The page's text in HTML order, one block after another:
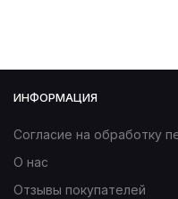
ИНФОРМАЦИЯ
Согласие на обработку
О нас
Отзывы покупателей